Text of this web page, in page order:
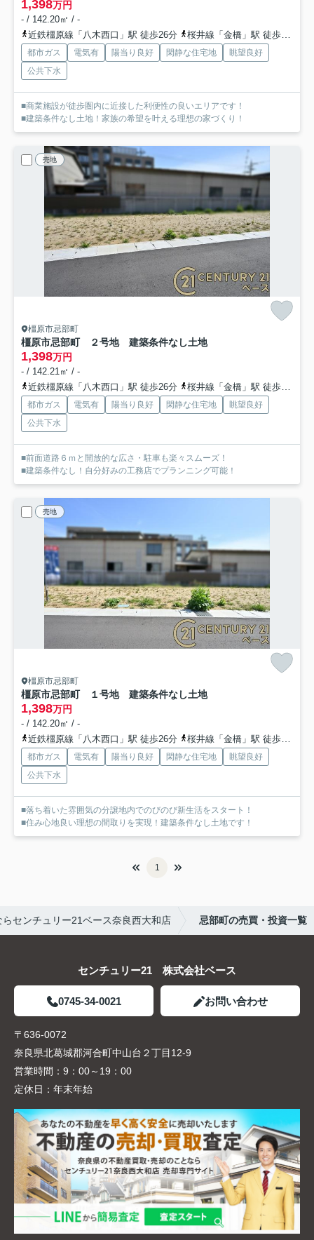
1,398万円
- / 142.20㎡ / -
近鉄橿原線「八木西口」駅 徒歩26分
桜井線「金橋」駅 徒歩23分
都市ガス 電気有 陽当り良好 閑静な住宅地
眺望良好
公共下水
■商業施設が徒歩圏内に近接した利便性の良いエリアです！
■建築条件なし土地！家族の希望を叶える理想の家づくり！
売地
橿原市忌部町
橿原市忌部町 ２号地 建築条件なし土地
1,398万円
- / 142.21㎡ / -
近鉄橿原線「八木西口」駅 徒歩26分
桜井線「金橋」駅 徒歩23分
都市ガス 電気有 陽当り良好 閑静な住宅地
眺望良好
公共下水
■前面道路６ｍと開放的な広さ・駐車も楽々スムーズ！
■建築条件なし！自分好みの工務店でプランニング可能！
売地
橿原市忌部町
橿原市忌部町 １号地 建築条件なし土地
1,398万円
- / 142.20㎡ / -
近鉄橿原線「八木西口」駅 徒歩26分
桜井線「金橋」駅 徒歩23分
都市ガス 電気有 陽当り良好 閑静な住宅地
眺望良好
公共下水
■落ち着いた雰囲気の分譲地内でのびのび新生活をスタート！
■住み心地良い理想の間取りを実現！建築条件なし土地です！
1
センチュリー21ベース奈良西大和店 忌部町の売買・投資一覧
センチュリー21 株式会社ベース
0745-34-0021 お問い合わせ
〒636-0072
奈良県北葛城郡河合町中山台２丁目12-9
営業時間： 9：00～19：00
定休日： 年末年始